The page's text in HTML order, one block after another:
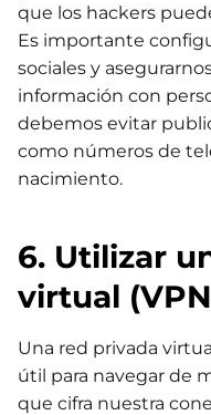
que los hackers
Es importante
sociales y
información con
debemos evitar
como números de
nacimiento.
6. Utilizar
virtual
Una red privada
útil para navegar de
que cifra nuestra